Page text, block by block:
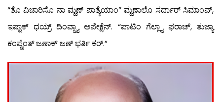
“ತೊ ವಿಚಾರಿಸೊ ನಾ ಮ್ಹಣ್ ಪಾತ್ಯೆಯಾಂ” ಮ್ಹಣಾಲೊ ಸರ್ದಾರ್ ಸಿಮಾಂವ್,
ಇಷ್ಟಾಕ್ ಧಯ್ರ್ ದಿಂವ್ಚ್ಯಾ ಅಪೇಕ್ಷೆನ್. “ಪಾಟಿಂ ಗೆಲ್ಲ್ಯಾ ಫರಾಚ್, ತುಜ್ಯಾ
ಕಂಪ್ಣೆಂತ್ ಜಣಾಕ್ ಜಣ್ ಭರ್ತಿ ಕರ್.”